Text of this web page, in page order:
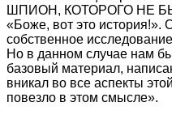
ШПИОН, КОТОРОГО НЕ
«Боже, вот это
собственное
Но в данном случае нам
базовый материал,
вникал во все аспекты
повезло в этом смысле».